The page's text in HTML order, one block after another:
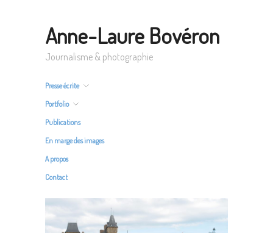
Anne-Laure Bovéron
Journalisme & photographie
Presse écrite
Portfolio
Publications
En marge des images
A propos
Contact